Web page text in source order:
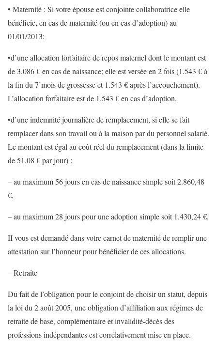
• Maternité : Si votre épouse est conjointe collaboratrice elle
bénéficie, en cas de maternité (ou en cas d’adoption) au
01/01/2013:
•d’une allocation forfaitaire de repos maternel dont le montant est
de 3.086 € en cas de naissance; elle est versée en 2 fois (1.543 € à
la fin du 7’mois de grossesse et 1.543 € après l’accouchement).
L’allocation forfaitaire est de 1.543 € en cas d’adoption.
•d’une indemnité journalière de remplacement, si elle se fait
remplacer dans son travail ou à la maison par du personnel salarié.
Le montant est égal au coût réel du remplacement (dans la limite
de 51,08 € par jour) :
– au maximum 56 jours en cas de naissance simple soit 2.860,48
€,
– au maximum 28 jours pour une adoption simple soit 1.430,24 €,
II vous est demandé dans votre carnet de maternité de remplir une
attestation sur l’honneur pour bénéficier de ces allocations.
– Retraite
Du fait de l’obligation pour le conjoint de choisir un statut, depuis
la loi du 2 août 2005, une obligation d’affiliation aux régimes de
retraite de base, complémentaire et invalidité-décès des
professions indépendantes est corrélativement mise en place.